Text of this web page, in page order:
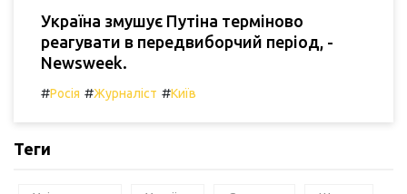
Україна змушує Путіна терміново
реагувати в передвиборчий період, -
Newsweek.
#Росія #Журналіст #Київ
Теги